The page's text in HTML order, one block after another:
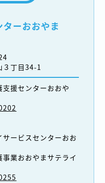
ーおおやま
３丁目34-1
支援センターおおや
サービスセンターおお
事業おおやまサテライ